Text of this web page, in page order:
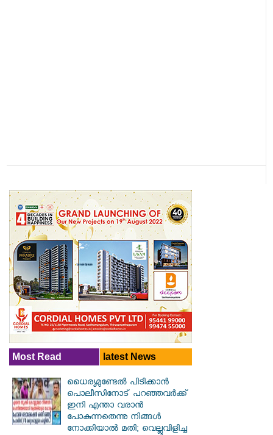
Most Read latest News
ധൈര്യമുണ്ടേൽ പിടിക്കാൻ
പൊലീസിനോട് പറഞ്ഞവർക്ക്
ഇനി എന്താ വരാൻ
പോകുന്നതെന്നു നിങ്ങൾ
നോക്കിയാൽ മതി; വെല്ലുവിളിച്ച